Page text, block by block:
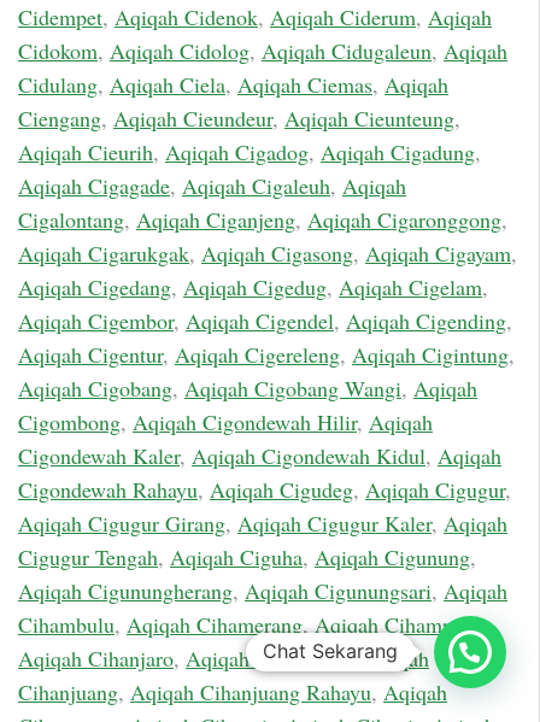
Cidempet, Aqiqah Cidenok, Aqiqah Ciderum, Aqiqah
Cidokom, Aqiqah Cidolog, Aqiqah Cidugaleun, Aqiqah
Cidulang, Aqiqah Ciela, Aqiqah Ciemas, Aqiqah
Ciengang, Aqiqah Cieundeur, Aqiqah Cieunteung,
Aqiqah Cieurih, Aqiqah Cigadog, Aqiqah Cigadung,
Aqiqah Cigagade, Aqiqah Cigaleuh, Aqiqah
Cigalontang, Aqiqah Ciganjeng, Aqiqah Cigaronggong,
Aqiqah Cigarukgak, Aqiqah Cigasong, Aqiqah Cigayam,
Aqiqah Cigedang, Aqiqah Cigedug, Aqiqah Cigelam,
Aqiqah Cigembor, Aqiqah Cigendel, Aqiqah Cigending,
Aqiqah Cigentur, Aqiqah Cigereleng, Aqiqah Cigintung,
Aqiqah Cigobang, Aqiqah Cigobang Wangi, Aqiqah
Cigombong, Aqiqah Cigondewah Hilir, Aqiqah
Cigondewah Kaler, Aqiqah Cigondewah Kidul, Aqiqah
Cigondewah Rahayu, Aqiqah Cigudeg, Aqiqah Cigugur,
Aqiqah Cigugur Girang, Aqiqah Cigugur Kaler, Aqiqah
Cigugur Tengah, Aqiqah Ciguha, Aqiqah Cigunung,
Aqiqah Cigunungherang, Aqiqah Cigunungsari, Aqiqah
Cihambulu, Aqiqah Cihamerang,Aqiqah Cihampelas,
Aqiqah Cihanjaro, Aqiqah Cihanjawar,Aqiqah
Cihanjuang, Aqiqah Cihanjuang Rahayu, Aqiqah
Chat Sekarang